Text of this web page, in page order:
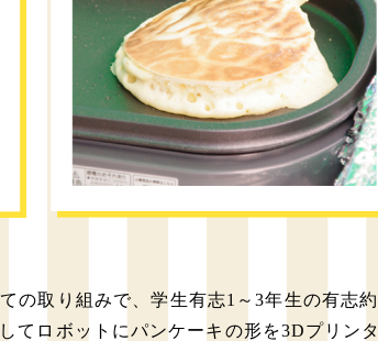
の取り組みで、学生有志1～3年生の有志
てロボットにパンケーキの形を3Dプリン